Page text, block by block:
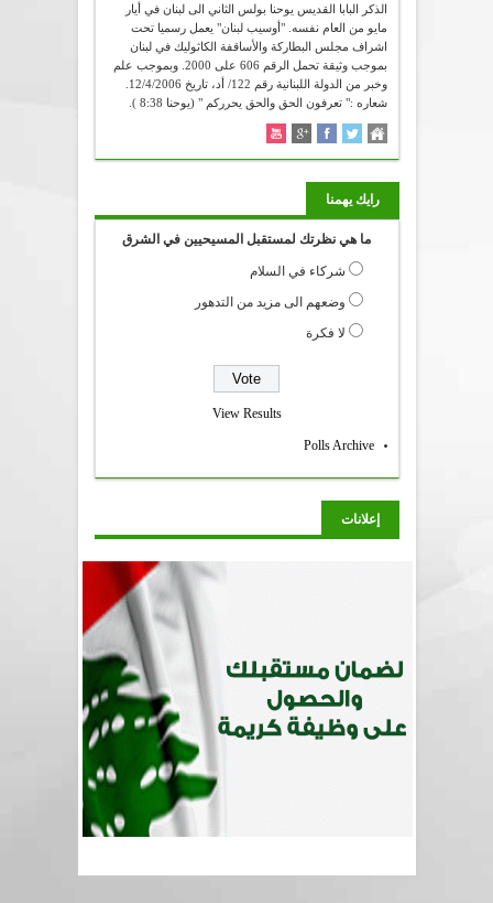
الذكر البابا القديس يوحنا بولس الثاني الى لبنان في أيار
مايو من العام نفسه. "أوسيب لبنان" يعمل رسميا تحت
اشراف مجلس البطاركة والأساقفة الكاثوليك في لبنان
بموجب وثيقة تحمل الرقم 606 على 2000. وبموجب علم
شعاره :" تعرفون الحق والحق يحرركم " (يوحنا 8:38 ).
رايك يهمنا
ما هي نظرتك لمستقبل المسيحيين في الشرق
شركاء في السلام
وضعهم الى مزيد من التدهور
لا فكرة
View Results
Polls Archive
إعلانات